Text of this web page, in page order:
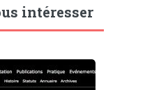
intéresser